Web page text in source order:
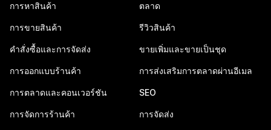
การหาสินค้า
การขายสินค้า
คำสั่งซื้อและการจัดส่ง
การออกแบบร้านค้า
การตลาดและคอนเวอร์ชัน
การจัดการร้านค้า
ตลาด
รีวิวสินค้า
ขายเพิ่มและขายเป็นชุด
การส่งเสริมการตลาดผ่านอีเมล
SEO
การจัดส่ง